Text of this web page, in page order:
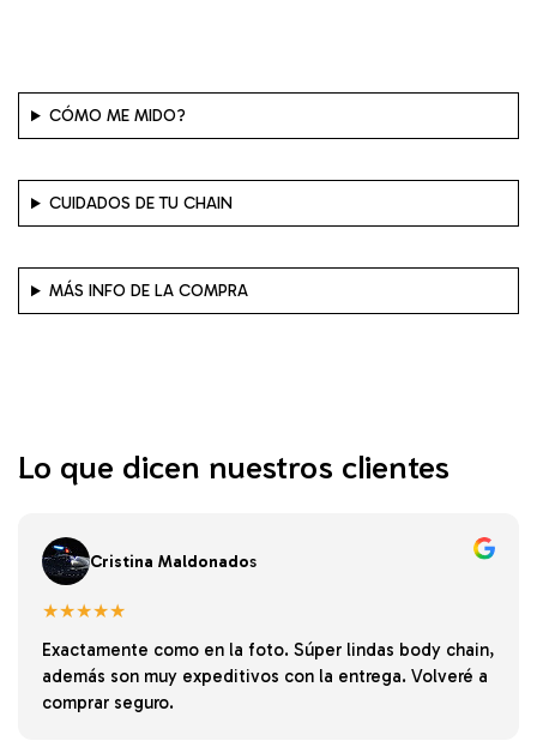
CÓMO ME MIDO?
CUIDADOS DE TU CHAIN
MÁS INFO DE LA COMPRA
Lo que dicen nuestros clientes
Cristina Maldonados
★★★★★
Exactamente como en la foto. Súper lindas body chain,
además son muy expeditivos con la entrega. Volveré a
comprar seguro.